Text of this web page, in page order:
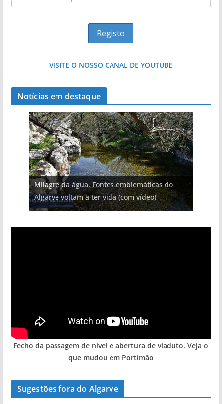
VISITE O NOSSO CANAL DE YOUTUBE
Notícias em destaque
Milagre da água. Fontes emblemáticas do
Algarve voltam a ter vida (com vídeo)
Foto do dia: uma cidade algarvia que cresceu
entre redes e fábricas
Tapas do mar a 3 euros cada. Nova rota
gastronómica nasce no Algarve
Tempestades roubam areia de praias e põem
arribas em risco no Algarve (com vídeo)
Projeto milionário: investimento de 108
milhões de euros na construção de dois
hotéis (com vídeo)
Fecho da passagem de nível e abertura de viaduto. Veja o
que mudou em Portimão
Sugestões fora do Algarve